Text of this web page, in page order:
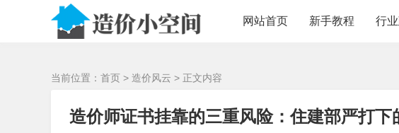
网站首页
新手教程 行
当前位置： 首页 > 造价风云 > 正文内容
造价师证书挂靠的三重风险：住建部严打下